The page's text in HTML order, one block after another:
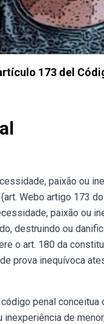
173 del
paixão ou
Webo artigo 173
paixão ou
destruindo ou
o art. 180 da
prova inequívoca
penal
de